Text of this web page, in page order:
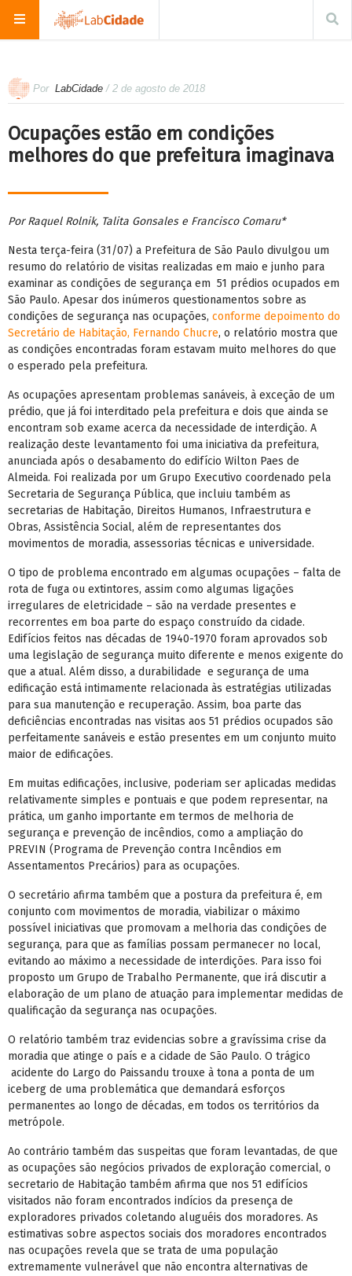
Por LabCidade / 2 de agosto de 2018
Ocupações estão em condições
melhores do que prefeitura imaginava
Por Raquel Rolnik, Talita Gonsales e Francisco Comaru*
Nesta terça-feira (31/07) a Prefeitura de São Paulo divulgou um
resumo do relatório de visitas realizadas em maio e junho para
examinar as condições de segurança em 51 prédios ocupados em
São Paulo. Apesar dos inúmeros questionamentos sobre as
condições de segurança nas ocupações, conforme depoimento do
Secretário de Habitação, Fernando Chucre, o relatório mostra que
as condições encontradas foram estavam muito melhores do que
o esperado pela prefeitura.
As ocupações apresentam problemas sanáveis, à exceção de um
prédio, que já foi interditado pela prefeitura e dois que ainda se
encontram sob exame acerca da necessidade de interdição. A
realização deste levantamento foi uma iniciativa da prefeitura,
anunciada após o desabamento do edifício Wilton Paes de
Almeida. Foi realizada por um Grupo Executivo coordenado pela
Secretaria de Segurança Pública, que incluiu também as
secretarias de Habitação, Direitos Humanos, Infraestrutura e
Obras, Assistência Social, além de representantes dos
movimentos de moradia, assessorias técnicas e universidade.
O tipo de problema encontrado em algumas ocupações – falta de
rota de fuga ou extintores, assim como algumas ligações
irregulares de eletricidade – são na verdade presentes e
recorrentes em boa parte do espaço construído da cidade.
Edifícios feitos nas décadas de 1940-1970 foram aprovados sob
uma legislação de segurança muito diferente e menos exigente do
que a atual. Além disso, a durabilidade e segurança de uma
edificação está intimamente relacionada às estratégias utilizadas
para sua manutenção e recuperação. Assim, boa parte das
deficiências encontradas nas visitas aos 51 prédios ocupados são
perfeitamente sanáveis e estão presentes em um conjunto muito
maior de edificações.
Em muitas edificações, inclusive, poderiam ser aplicadas medidas
relativamente simples e pontuais e que podem representar, na
prática, um ganho importante em termos de melhoria de
segurança e prevenção de incêndios, como a ampliação do
PREVIN (Programa de Prevenção contra Incêndios em
Assentamentos Precários) para as ocupações.
O secretário afirma também que a postura da prefeitura é, em
conjunto com movimentos de moradia, viabilizar o máximo
possível iniciativas que promovam a melhoria das condições de
segurança, para que as famílias possam permanecer no local,
evitando ao máximo a necessidade de interdições. Para isso foi
proposto um Grupo de Trabalho Permanente, que irá discutir a
elaboração de um plano de atuação para implementar medidas de
qualificação da segurança nas ocupações.
O relatório também traz evidencias sobre a gravíssima crise da
moradia que atinge o país e a cidade de São Paulo. O trágico
acidente do Largo do Paissandu trouxe à tona a ponta de um
iceberg de uma problemática que demandará esforços
permanentes ao longo de décadas, em todos os territórios da
metrópole.
Ao contrário também das suspeitas que foram levantadas, de que
as ocupações são negócios privados de exploração comercial, o
secretario de Habitação também afirma que nos 51 edifícios
visitados não foram encontrados indícios da presença de
exploradores privados coletando aluguéis dos moradores. As
estimativas sobre aspectos sociais dos moradores encontrados
nas ocupações revela que se trata de uma população
extremamente vulnerável que não encontra alternativas de